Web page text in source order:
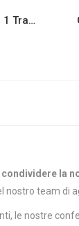
Confezione Da 2 Bottiglie 1 Traminer Aromatico Igt E Prosecco Doc Treviso Brut
la
team di
le nostre